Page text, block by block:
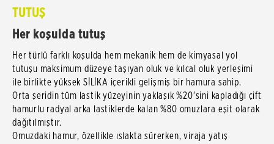
TUTUŞ
Her koşulda tutuş
Her türlü farklı koşulda hem mekanik hem de kimyasal yol
tutuşu maksimum düzeye taşıyan oluk ve kılcal oluk yerleşimi
ile birlikte yüksek SİLİKA içerikli gelişmiş bir hamura sahip.
Orta şeridin tüm lastik yüzeyinin yaklaşık %20'sini kapladığı çift
hamurlu radyal arka lastiklerde kalan %80 omuzlara eşit olarak
dağıtılmıştır.
Omuzdaki hamur, özellikle ıslakta sürerken, viraja yatış